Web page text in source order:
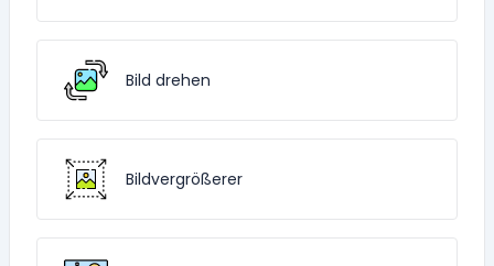
Bild drehen
Bildvergrößerer